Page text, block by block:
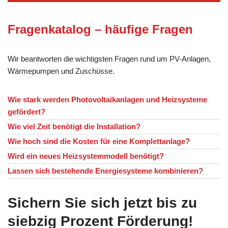
Fragenkatalog – häufige Fragen
Wir beantworten die wichtigsten Fragen rund um PV-Anlagen,
Wärmepumpen und Zuschüsse.
Wie stark werden Photovoltaikanlagen und Heizsysteme
gefördert?
Wie viel Zeit benötigt die Installation?
Wie hoch sind die Kosten für eine Komplettanlage?
Wird ein neues Heizsystemmodell benötigt?
Lassen sich bestehende Energiesysteme kombinieren?
Sichern Sie sich jetzt bis zu
siebzig Prozent Förderung!